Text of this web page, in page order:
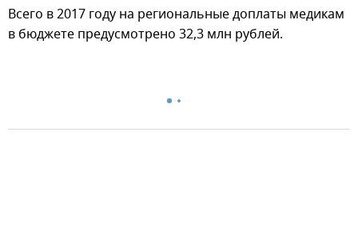
Всего в 2017 году на региональные доплаты медикам
в бюджете предусмотрено 32,3 млн рублей.